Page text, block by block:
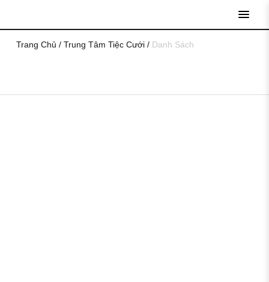
open
Trang Chủ / Trung Tâm Tiệc Cưới / Danh Sách